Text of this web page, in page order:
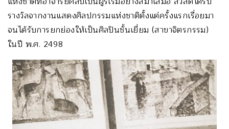
รางวัลจากงานแสดงศิลปกรรมแห่งชาติตั้งแต่ครั้งแรกเรื่อยมา
จนได้รับการยกย่องให้เป็นศิลปินชั้นเยี่ยม (สาขาจิตรกรรม)
ในปี พ.ศ. 2498